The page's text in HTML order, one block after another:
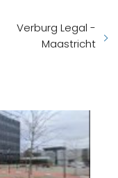
Verburg Legal -
Maastricht